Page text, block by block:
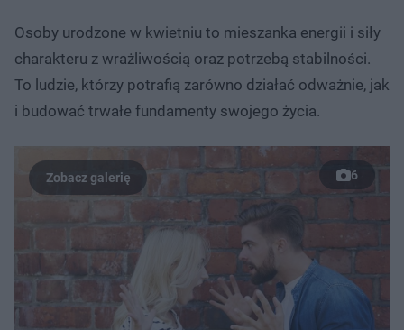
Osoby urodzone w kwietniu to mieszanka energii i siły
charakteru z wrażliwością oraz potrzebą stabilności.
To ludzie, którzy potrafią zarówno działać odważnie, jak
i budować trwałe fundamenty swojego życia.
6